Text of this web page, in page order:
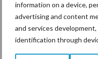
information on a device,
advertising and content
and services
identification through
Bedrijfsnieuws